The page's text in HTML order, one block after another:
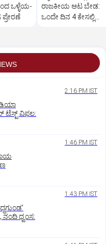
ಒಳ್ಳೆಯ-
ರಾಜಕೀಯ ಆಟ ಬೇಡ:
ಒಂದೇ ದಿನ 4 ಕೇಸಲ್ಲಿ
2:16 PM IST
ಟೆಸ್ಟ್‌ ವಿಫಲ:
1:46 PM IST
1:43 PM IST
ನಂದಿ ಧ್ವಂಸ: